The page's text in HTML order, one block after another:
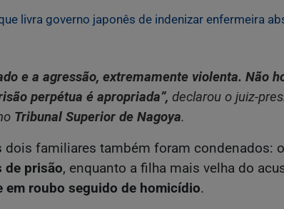
livra governo japonês de indenizar enfermeira
e a agressão, extremamente violenta. Não
perpétua é apropriada”, declarou o juiz-
Tribunal Superior de Nagoya.
dois familiares também foram condenados:
de prisão, enquanto a filha mais velha do
em roubo seguido de homicídio.